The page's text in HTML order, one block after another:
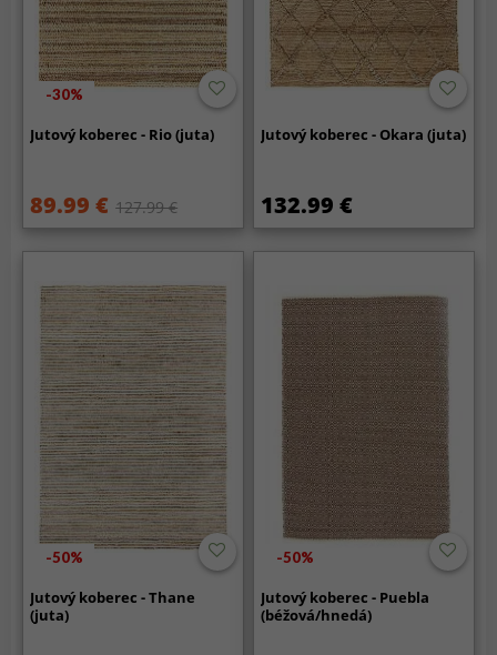
-30%
Jutový koberec - Rio (juta)
89.99 € 127.99 €
Jutový koberec - Okara (juta)
132.99 €
-50%
Jutový koberec - Thane
(juta)
-50%
Jutový koberec - Puebla
(béžová/hnedá)